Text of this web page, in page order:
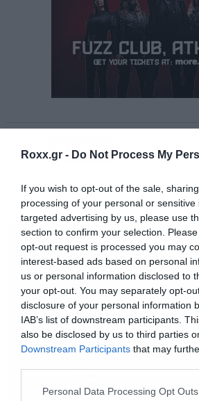
Roxx.gr - Do Not Process My
If you wish to opt-out of the sale,
processing of your personal or
targeted advertising by us, please use
section to confirm your selection.
opt-out request is processed you may
interest-based ads based on personal
us or personal information disclosed to
your opt-out. You may separately opt-
disclosure of your personal information
IAB’s list of downstream participants.
also be disclosed by us to third parties
Downstream Participants that may
Please note that this website/app uses
Personal Data Processing Opt Outs
Stephen Carpenter,το νέο
έτοιμο και θα κυκλοφορήσει
Τώρα για να τα λέμε όλα, αυτό
θεωρηθεί οριστικό και αν δεν
επίσημο μέσα στις επόμενες
μάλλον θα πηγαίνουμε πάλι
Για να το λέει όμως ελπίζουμε
Άντε να ακούσουμε και
σύντομα!
DEFTONES